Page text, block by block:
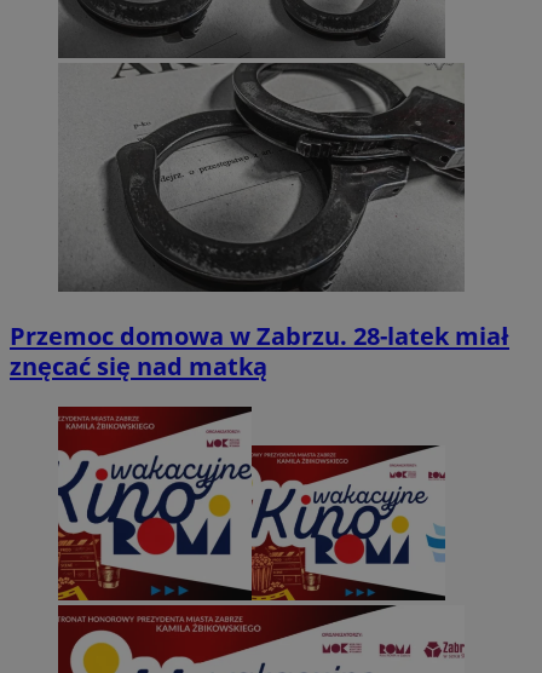
Przemoc domowa w Zabrzu. 28-latek miał
znęcać się nad matką